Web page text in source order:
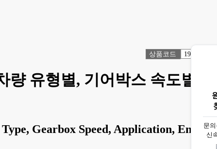
상품코드 1916228
유형별, 기어박스 속도별,
Gearbox Speed, Application, End
문
신